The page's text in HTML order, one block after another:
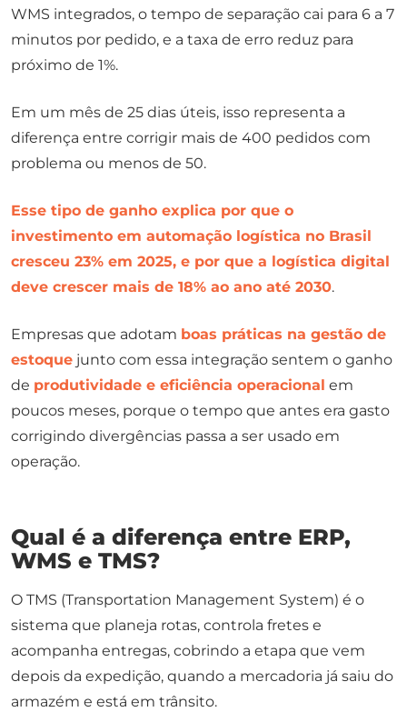
WMS integrados, o tempo de separação cai para 6 a 7
minutos por pedido, e a taxa de erro reduz para
próximo de 1%.
Em um mês de 25 dias úteis, isso representa a
diferença entre corrigir mais de 400 pedidos com
problema ou menos de 50.
Esse tipo de ganho explica por que o
investimento em automação logística no Brasil
cresceu 23% em 2025, e por que a logística digital
deve crescer mais de 18% ao ano até 2030.
Empresas que adotam boas práticas na gestão de
estoque junto com essa integração sentem o ganho
de produtividade e eficiência operacional em
poucos meses, porque o tempo que antes era gasto
corrigindo divergências passa a ser usado em
operação.
Qual é a diferença entre ERP,
WMS e TMS?
O TMS (Transportation Management System) é o
sistema que planeja rotas, controla fretes e
acompanha entregas, cobrindo a etapa que vem
depois da expedição, quando a mercadoria já saiu do
armazém e está em trânsito.